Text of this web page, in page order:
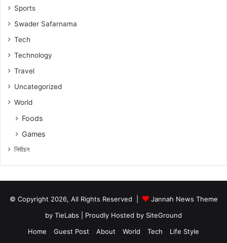
Sports
Swader Safarnama
Tech
Technology
Travel
Uncategorized
World
Foods
Games
নিৰ্বাচন
© Copyright 2026, All Rights Reserved |
Jannah News Theme
by TieLabs | Proudly Hosted by SiteGround
Home
Guest Post About World Tech Life Style